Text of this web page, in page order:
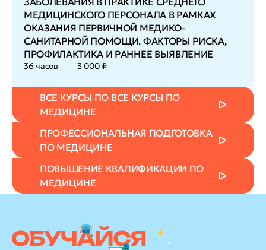
МЕДИЦИНСКОГО ПЕРСОНАЛА В РАМКАХ
ОКАЗАНИЯ ПЕРВИЧНОЙ МЕДИКО-
САНИТАРНОЙ ПОМОЩИ. ФАКТОРЫ РИСКА,
ПРОФИЛАКТИКА И РАННЕЕ ВЫЯВЛЕНИЕ
36 часов 3 000 ₽
ВСЕ КУРСЫ ПО ВСЕ КУРСЫ ПО
МЕДИЦИНЕ
ПРОФЕССИОНАЛЬНАЯ ПОДГОТОВКА
ПО МЕДИЦИНЕ
ПОВЫШЕНИЕ КВАЛИФИКАЦИИ ПО
МЕДИЦИНЕ